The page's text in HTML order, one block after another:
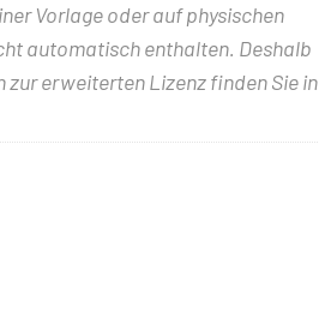
Vorlage oder auf physischen
automatisch enthalten. Deshalb
zur erweiterten Lizenz finden Sie in